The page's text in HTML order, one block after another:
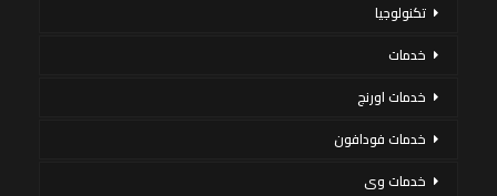
تكنولوجيا
خدمات
خدمات اورنج
خدمات فودافون
خدمات وى